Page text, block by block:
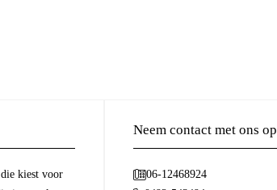
kiest voor
Neem contact met ons op
06-12468924